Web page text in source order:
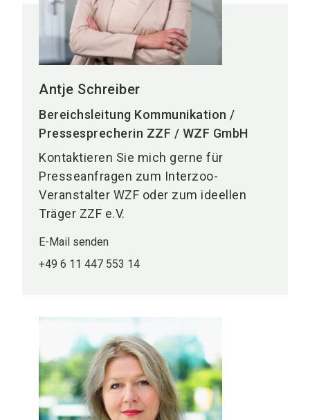
Antje Schreiber
Bereichsleitung Kommunikation /
Pressesprecherin ZZF / WZF GmbH
Kontaktieren Sie mich gerne für
Presseanfragen zum Interzoo-
Veranstalter WZF oder zum ideellen
Träger ZZF e.V.
E-Mail senden
+49 6 11 447 553 14